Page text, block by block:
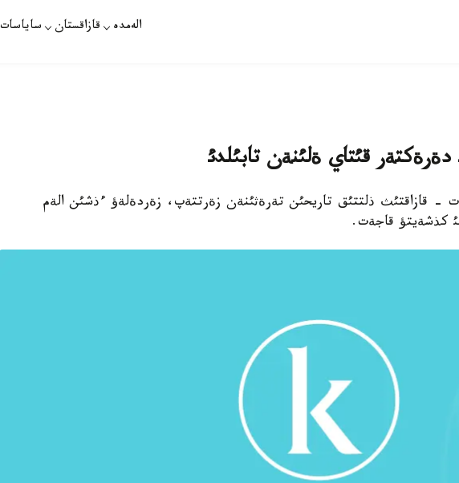
الەمدە قازاقستان ساياسات
دةرةكتةر قئتاي ةلئنةن تابئلدئ
قازاقپارات - قازاقتئث ذلتتئق تاريحئن تةرةثئنةن زةرتتةپ، زةردةلةؤ ءذشئن الةم
كذشةيتؤ قاجةت.